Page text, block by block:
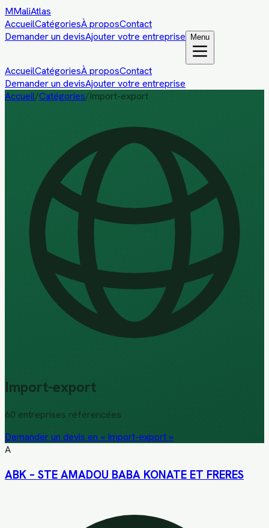
MMaliAtlas
AccueilCatégoriesÀ proposContact
Demander un devisAjouter votre entreprise Menu
AccueilCatégoriesÀ proposContact
Demander un devisAjouter votre entreprise
Accueil/Catégories/Import-export
Import-export
60 entreprises référencées
Demander un devis en « Import-export »
A
ABK – STE AMADOU BABA KONATE ET FRERES